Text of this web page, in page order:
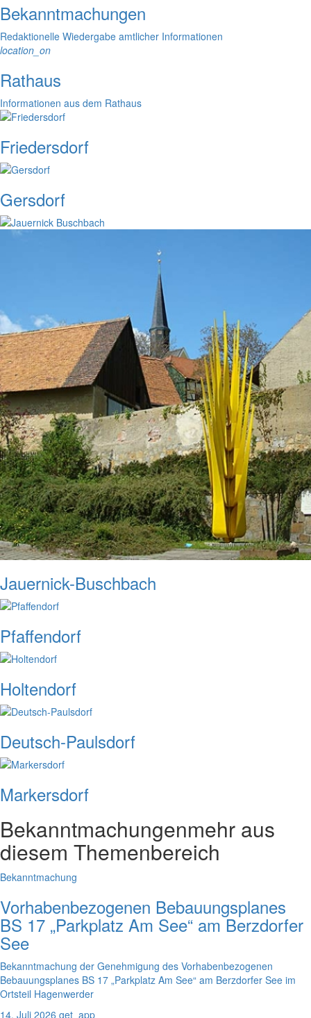
Bekanntmachungen
Redaktionelle Wiedergabe amtlicher Informationen
location_on
Rathaus
Informationen aus dem Rathaus
Friedersdorf
Gersdorf
Jauernick-Buschbach
Pfaffendorf
Holtendorf
Deutsch-Paulsdorf
Markersdorf
Bekanntmachungenmehr aus
diesem Themenbereich
Bekanntmachung
Vorhabenbezogenen Bebauungsplanes
BS 17 „Parkplatz Am See“ am Berzdorfer
See
Bekanntmachung der Genehmigung des Vorhabenbezogenen
Bebauungsplanes BS 17 „Parkplatz Am See“ am Berzdorfer See im
Ortsteil Hagenwerder
14. Juli 2026 get_app